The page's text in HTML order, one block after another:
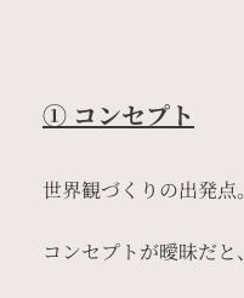
① コンセプト
世界観づくりの出発点。
コンセプトが曖昧だと、